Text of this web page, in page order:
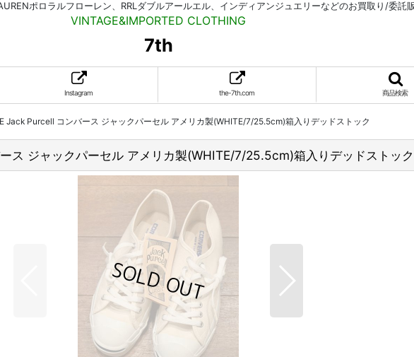
ポロラルフローレン、RRLダブルアールエル、インディアンジュエリーなどのお買取り/委託
VINTAGE&IMPORTED CLOTHING
7th
Instagram the-7th.com 商品検索
Jack Purcell コンバース ジャックパーセル アメリカ製(WHITE/7/25.5cm)箱入りデッドストック
ジャックパーセル アメリカ製(WHITE/7/25.5cm)箱入りデッドストック